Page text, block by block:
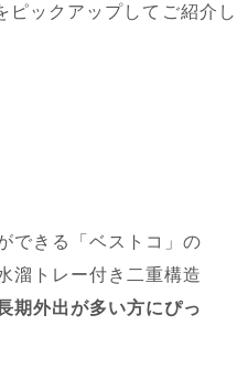
ピックアップしてご紹介し
できる「ベストコ」の
溜トレー付き二重構造
期外出が多い方にぴっ